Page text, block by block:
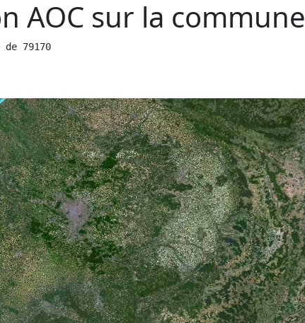
AOC sur la commune
de 79170